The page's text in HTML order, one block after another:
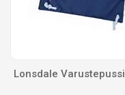
Lonsdale Varustepussi